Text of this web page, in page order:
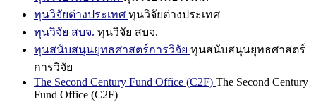
ทุนวิจัยต่างประเทศ ทุนวิจัยต่างประเทศ
ทุนวิจัย สบจ. ทุนวิจัย สบจ.
ทุนสนับสนุนยุทธศาสตร์การวิจัย ทุนสนับสนุนยุทธศาสตร์
การวิจัย
The Second Century Fund Office (C2F) The Second Century
Fund Office (C2F)